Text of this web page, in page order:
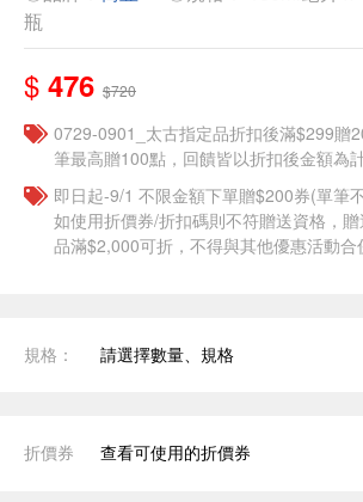
瓶
$ 476 $720
0729-0901_太古指定品折扣後滿$299贈
筆最高贈100點，回饋皆以折扣後金額為
即日起-9/1 不限金額下單贈$200券(單筆
如使用折價券/折扣碼則不符贈送資格，
品滿$2,000可折，不得與其他優惠活動合
規格： 請選擇數量、規格
折價券 查看可使用的折價券